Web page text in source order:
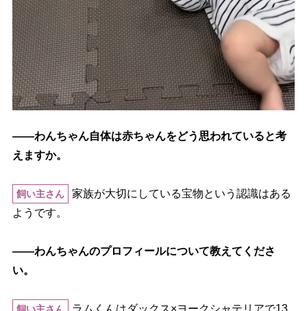
――わんちゃん自体は赤ちゃんをどう思われていると考
えますか。
飼い主さん
家族が大切にしている宝物という認識はある
ようです。
――わんちゃんのプロフィールについて教えてくださ
い。
ラムくんはダックス×ヨークシャテリアで13